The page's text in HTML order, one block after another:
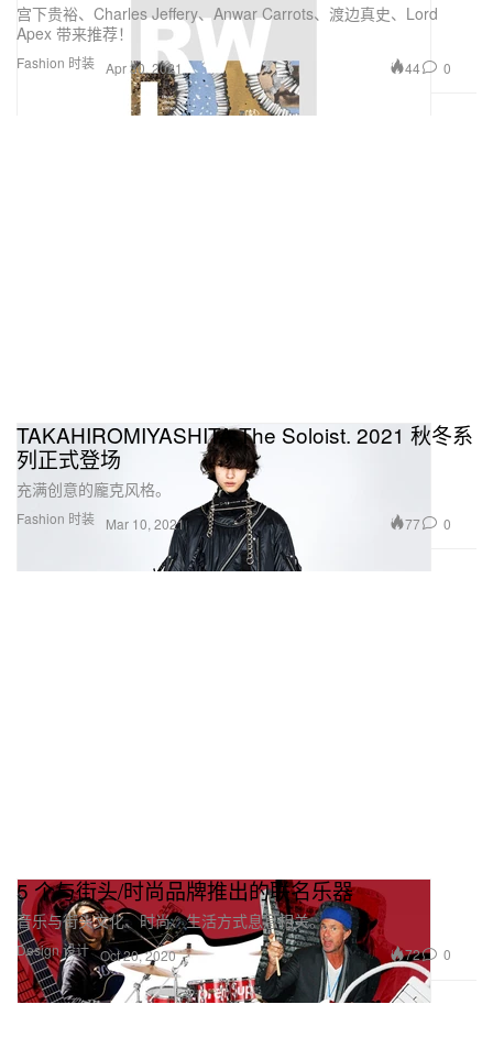
Fashion 时装
宫下贵裕、Charles Jeffery、Anwar Carrots、渡边真史、Lord
Apex 带来推荐！
Apr 30, 2021 44 0
Fashion 时装
TAKAHIROMIYASHITA The Soloist. 2021 秋冬系
列正式登场
充满创意的龐克风格。
Mar 10, 2021 77 0
Design 设计
5 个与街头/时尚品牌推出的联名乐器
音乐与街头文化、时尚、生活方式息息相关。
Oct 20, 2020 72 0